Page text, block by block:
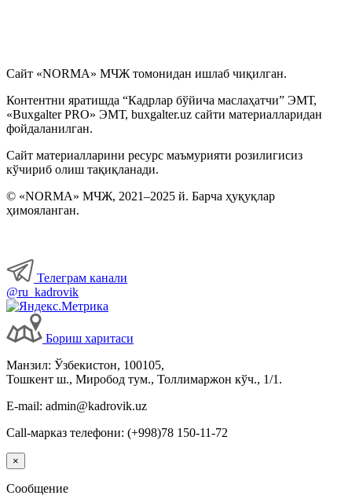
Сайт «NORMA» МЧЖ томонидан ишлаб чиқилган.
Контентни яратишда “Кадрлар бўйича маслаҳатчи” ЭМТ,
«Buxgalter PRO» ЭМТ, buxgalter.uz сайти материалларидан
фойдаланилган.
Сайт материалларини ресурс маъмурияти розилигисиз
кўчириб олиш тақиқланади.
© «NORMA» МЧЖ, 2021–2025 й. Барча ҳуқуқлар
ҳимояланган.
Телеграм канали
@ru_kadrovik
Бориш харитаси
Манзил: Ўзбекистон, 100105,
Тошкент ш., Миробод тум., Толлимаржон кўч., 1/1.
E-mail: admin@kadrovik.uz
Call-марказ телефони: (+998)78 150-11-72
×
Сообщение